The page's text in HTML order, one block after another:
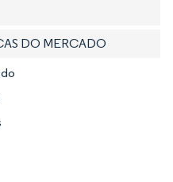
DO MERCADO